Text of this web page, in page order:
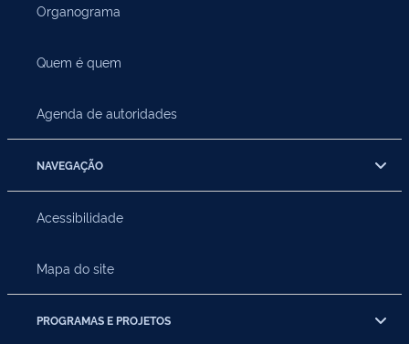
Organograma
Quem é quem
Agenda de autoridades
NAVEGAÇÃO
Acessibilidade
Mapa do site
PROGRAMAS E PROJETOS